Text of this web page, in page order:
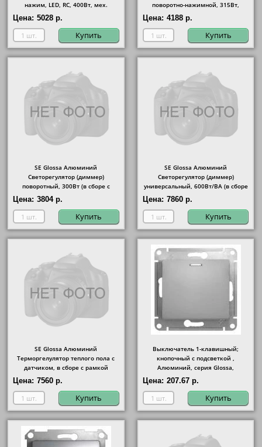
нажим, LED, RC, 400Вт, мех.
Цена: 5028 р.
Купить
поворотно-нажимной, 315Вт,
механизм
Цена: 4188 р.
Купить
SE Glossa Алюминий
Светорегулятор (диммер)
поворотный, 300Вт (в сборе с
Цена: 3804 р.
Купить
SE Glossa Алюминий
Светорегулятор (диммер)
универсальный, 600Вт/ВА (в сборе
с рамкой)
Цена: 7860 р.
Купить
SE Glossa Алюминий
Терморгелулятор теплого пола с
датчиком, в сборе с рамкой
Цена: 7560 р.
Купить
Выключатель 1-клавишный;
кнопочный с подсветкой ,
Алюминий, серия Glossa,
Schneider Electric
Цена: 207.67 р.
Купить